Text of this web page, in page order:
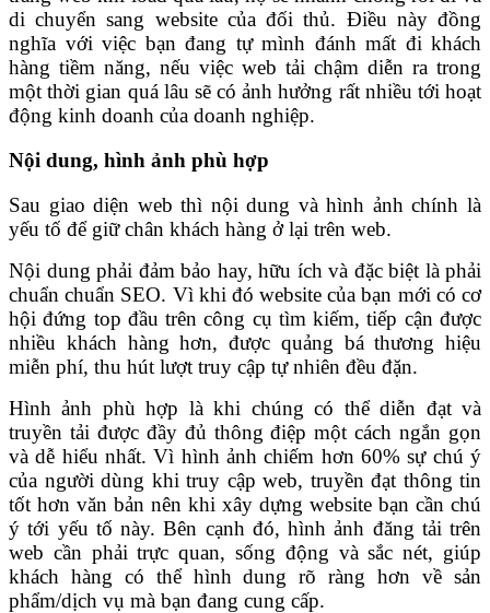
di chuyển sang website của đối thủ. Điều này đồng
nghĩa với việc bạn đang tự mình đánh mất đi khách
hàng tiềm năng, nếu việc web tải chậm diễn ra trong
một thời gian quá lâu sẽ có ảnh hưởng rất nhiều tới hoạt
động kinh doanh của doanh nghiệp.
Nội dung, hình ảnh phù hợp
Sau giao diện web thì nội dung và hình ảnh chính là
yếu tố để giữ chân khách hàng ở lại trên web.
Nội dung phải đảm bảo hay, hữu ích và đặc biệt là phải
chuẩn chuẩn SEO. Vì khi đó website của bạn mới có cơ
hội đứng top đầu trên công cụ tìm kiếm, tiếp cận được
nhiều khách hàng hơn, được quảng bá thương hiệu
miễn phí, thu hút lượt truy cập tự nhiên đều đặn.
Hình ảnh phù hợp là khi chúng có thể diễn đạt và
truyền tải được đầy đủ thông điệp một cách ngắn gọn
và dễ hiểu nhất. Vì hình ảnh chiếm hơn 60% sự chú ý
của người dùng khi truy cập web, truyền đạt thông tin
tốt hơn văn bản nên khi xây dựng website bạn cần chú
ý tới yếu tố này. Bên cạnh đó, hình ảnh đăng tải trên
web cần phải trực quan, sống động và sắc nét, giúp
khách hàng có thể hình dung rõ ràng hơn về sản
phẩm/dịch vụ mà bạn đang cung cấp.